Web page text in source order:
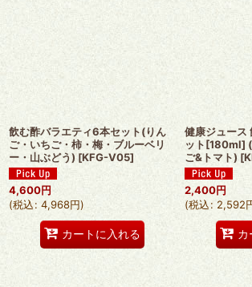
飲む酢バラエティ6本セット(りん
ご・いちご・柿・梅・ブルーベリ
ー・山ぶどう) [KFG-V05]
4,600円
(税込: 4,968円)
カートに入れる
健康ジュース
ット[180ml]
ご&トマト) [
2,400円
(税込: 2,592
カ